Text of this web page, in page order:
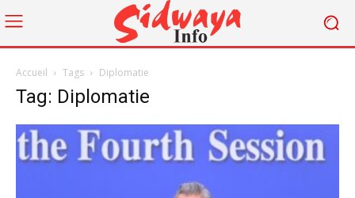
Accueil Tags Diplomatie
Tag: Diplomatie